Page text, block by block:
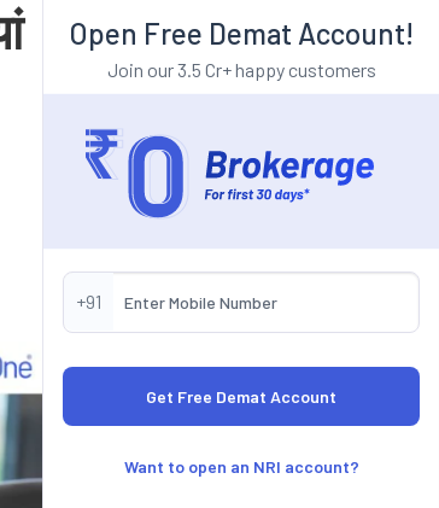
Open Free Demat Account!
Join our 3.5 Cr+ happy customers
+91
Want to open an NRI account?